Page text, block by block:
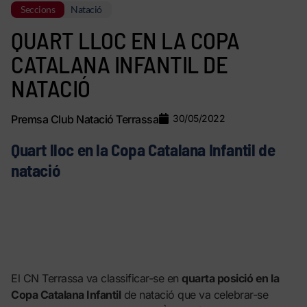
Seccions Natació
QUART LLOC EN LA COPA
CATALANA INFANTIL DE
NATACIÓ
Premsa Club Natació Terrassa 30/05/2022
Quart lloc en la Copa Catalana Infantil de
natació
El CN Terrassa va classificar-se en quarta posició en la
Copa Catalana Infantil de natació que va celebrar-se